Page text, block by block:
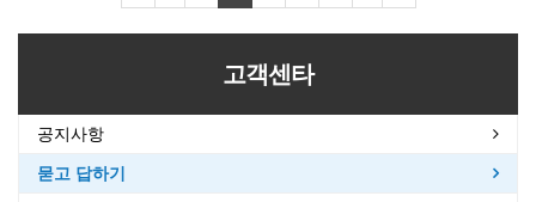
고객센타
공지사항
묻고 답하기